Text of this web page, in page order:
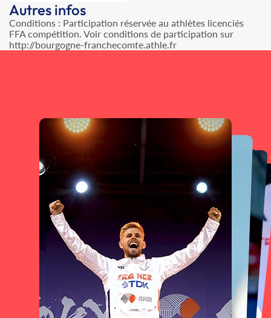
Autres infos
Conditions : Participation réservée au athlètes licenciés
FFA compétition. Voir conditions de participation sur
http://bourgogne-franchecomte.athle.fr